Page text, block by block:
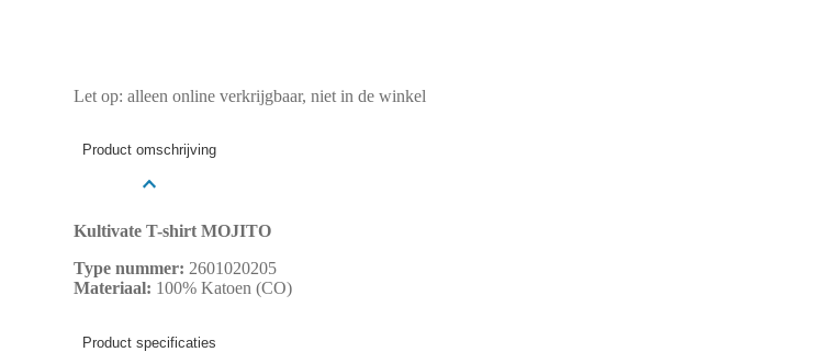
Let op: alleen online verkrijgbaar, niet in de winkel
Product omschrijving
Kultivate T-shirt MOJITO
Type nummer: 2601020205
Materiaal: 100% Katoen (CO)
Product specificaties